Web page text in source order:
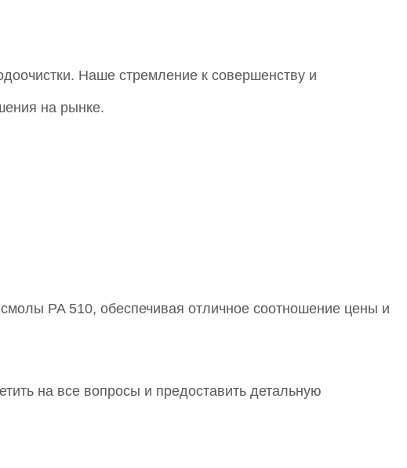
Наше стремление к совершенству и
на рынке.
PA 510, обеспечивая отличное соотношение цены и
на все вопросы и предоставить детальную